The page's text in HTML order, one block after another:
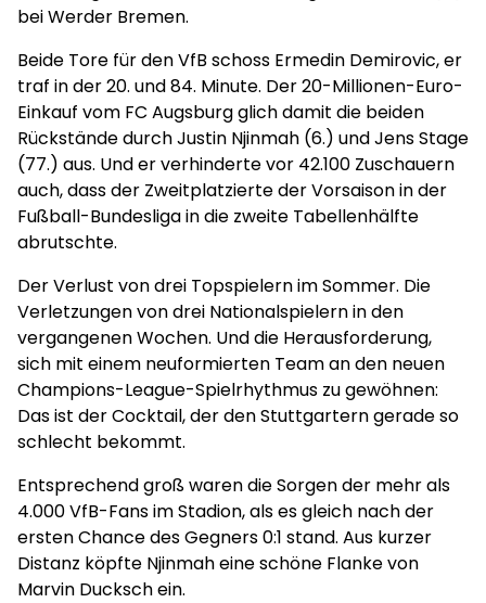
bei Werder Bremen.
Beide Tore für den VfB schoss Ermedin Demirovic, er
traf in der 20. und 84. Minute. Der 20-Millionen-Euro-
Einkauf vom FC Augsburg glich damit die beiden
Rückstände durch Justin Njinmah (6.) und Jens Stage
(77.) aus. Und er verhinderte vor 42.100 Zuschauern
auch, dass der Zweitplatzierte der Vorsaison in der
Fußball-Bundesliga in die zweite Tabellenhälfte
abrutschte.
Der Verlust von drei Topspielern im Sommer. Die
Verletzungen von drei Nationalspielern in den
vergangenen Wochen. Und die Herausforderung,
sich mit einem neuformierten Team an den neuen
Champions-League-Spielrhythmus zu gewöhnen:
Das ist der Cocktail, der den Stuttgartern gerade so
schlecht bekommt.
Entsprechend groß waren die Sorgen der mehr als
4.000 VfB-Fans im Stadion, als es gleich nach der
ersten Chance des Gegners 0:1 stand. Aus kurzer
Distanz köpfte Njinmah eine schöne Flanke von
Marvin Ducksch ein.